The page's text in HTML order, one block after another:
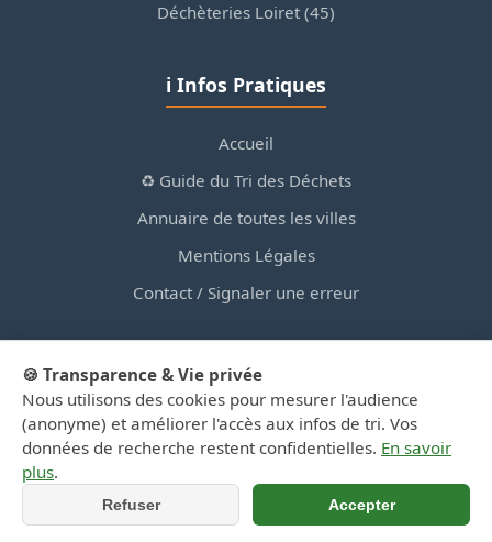
Déchèteries Loiret (45)
ℹ️ Infos Pratiques
Accueil
♻️ Guide du Tri des Déchets
Annuaire de toutes les villes
Mentions Légales
Contact / Signaler une erreur
© 2026 PortailDesDechetsEnRegionCentre.fr — Site
d'information privé, non affilié aux collectivités.
🍪 Transparence & Vie privée
Nous utilisons des cookies pour mesurer l'audience
(anonyme) et améliorer l'accès aux infos de tri. Vos
données de recherche restent confidentielles. En savoir
plus.
Refuser Accepter
📞 Appeler 📍 Y aller (GPS)